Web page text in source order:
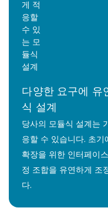
다양한 요구에 유
식 설계
당사의 모듈식 설계는
응할 수 있습니다. 초
확장을 위한 인터페이
정 조합을 유연하게 조
다.